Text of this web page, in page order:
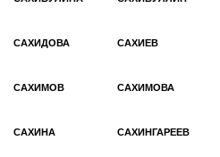
САХИДОВА САХИЕВ
САХИМОВ САХИМОВА
САХИНА САХИНГАРЕЕВ